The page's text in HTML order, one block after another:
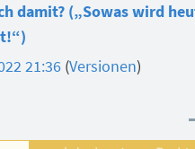
damit? („Sowas wird
21:36 (Versionen)